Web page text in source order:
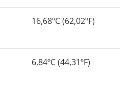
16,68ºC (62,02ºF)
6,84ºC (44,31ºF)